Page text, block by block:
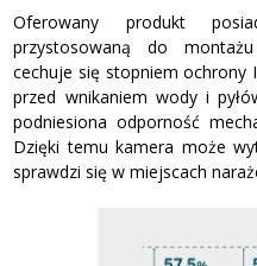
Oferowany produkt
przystosowaną do
cechuje się stopniem ochrony
przed wnikaniem wody i
podniesiona odporność
Dzięki temu kamera może
sprawdzi się w miejscach